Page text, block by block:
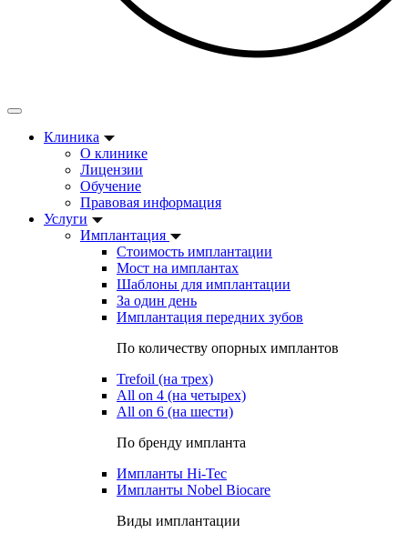
Клиника
О клинике
Лицензии
Обучение
Правовая информация
Услуги
Имплантация
Стоимость имплантации
Мост на имплантах
Шаблоны для имплантации
За один день
Имплантация передних зубов
По количеству опорных имплантов
Trefoil (на трех)
All on 4 (на четырех)
All on 6 (на шести)
По бренду импланта
Импланты Hi-Tec
Импланты Nobel Biocare
Виды имплантации